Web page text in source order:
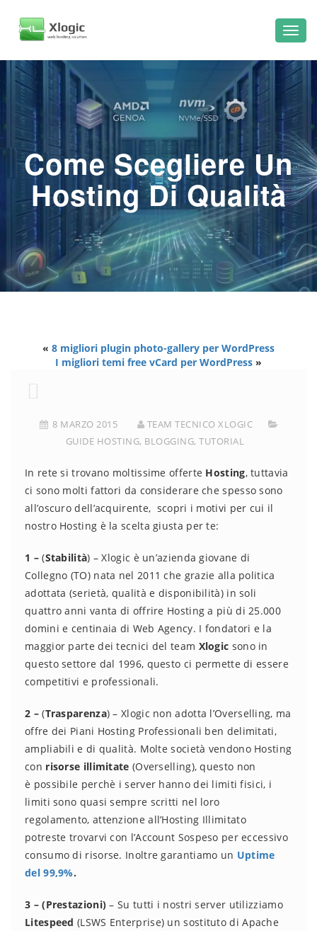
Come Scegliere Un
Hosting Di Qualità
« 8 migliori plugin photo-gallery per WordPress
I migliori temi free vCard per WordPress »
8 MARZO 2015
TEAM TECNICO XLOGIC
GUIDE HOSTING, BLOGGING,TUTORIAL
In rete si trovano moltissime offerte Hosting, tuttavia
ci sono molti fattori da considerare che spesso sono
all’oscuro dell’acquirente, scopri i motivi per cui il
nostro Hosting è la scelta giusta per te:
1 –(Stabilità) – Xlogic è un’azienda giovane di
Collegno (TO) nata nel 2011 che grazie alla politica
adottata (serietà, qualità e disponibilità) in soli
quattro anni vanta di offrire Hosting a più di 25.000
domini e centinaia di Web Agency. I fondatori e la
maggior parte dei tecnici del team Xlogic sono in
questo settore dal 1996, questo ci permette di essere
competitivi e professionali.
2 –(Trasparenza) – Xlogic non adotta l’Overselling, ma
offre dei Piani Hosting Professionali ben delimitati,
ampliabili e di qualità. Molte società vendono Hosting
con risorse illimitate (Overselling), questo non
è possibile perchè i server hanno dei limiti fisici, i
limiti sono quasi sempre scritti nel loro
regolamento, attenzione all’Hosting Illimitato
potreste trovarvi con l’Account Sospeso per eccessivo
consumo di risorse. Inoltre garantiamo un Uptime
del 99,9%.
3 – (Prestazioni) – Su tutti i nostri server utilizziamo
Litespeed (LSWS Enterprise) un sostituto di Apache